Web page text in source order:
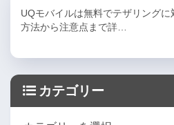
UQモバイルは無料でテザリングに
方法から注意点まで詳…
カテゴリー